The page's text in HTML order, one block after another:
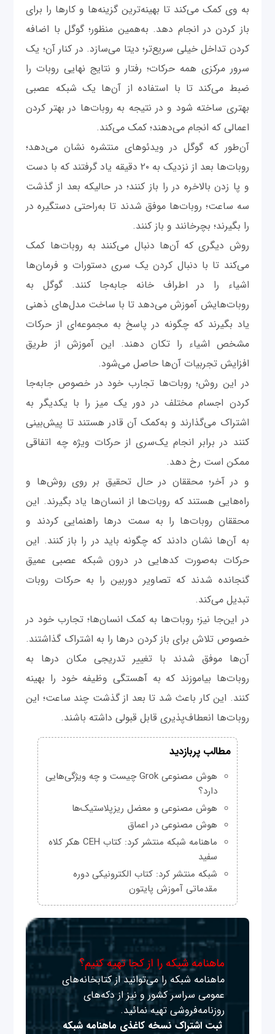
به وی کمک می‌کند تا بهینه‌ترین گزینه‌ها و کارها را برای
باز کردن در انجام دهد. به‌همین منظور؛ گوگل با اضافه
کردن تداخل خیلی سریع‌تر؛ دیتا می‌سازد. در کنار آن؛ یک
سرور مرکزی همه حرکات؛ رفتار و نتایج نهایی روبات را
ضبط می‌کند تا با استفاده از آن‌ها یک شبکه عصبی
بهتری ساخته شود و در نتیجه به روبات‌ها در بهتر کردن
اعمالی که انجام می‌دهند؛ کمک می‌کند.
آن‌طور که گوگل در ویدئوهای منتشره نشان می‌دهد؛
روبات‌ها بعد از نزدیک به ۲۰ دقیقه یاد گرفتند که با دست
و پا زدن بالاخره در را باز کنند؛ در حالیکه بعد از گذشت
سه ساعت؛ روبات‌ها موفق شدند تا به‌راحتی دستگیره در
را بگیرند؛ بچرخانند و باز کنند.
روش دیگری که آن‌ها دنبال می‌کنند به روبات‌ها کمک
می‌کند تا با دنبال کردن یک سری دستورات و فرمان‌‌ها
اشیاء را در اطراف خانه‌ جابه‌جا کنند. گوگل به
روبات‌هایش آموزش می‌دهد تا با ساخت مدل‌های ذهنی
یاد بگیرند که چگونه در پاسخ به مجموعه‌ای از حرکات
مشخص اشیاء را تکان دهند. این آموزش از طریق
افزایش تجربیات آن‌‌ها حاصل می‌شود.
در این روش؛ روبات‌ها تجارب خود در خصوص جابه‌جا
کردن اجسام مختلف در دور یک میز را با یکدیگر به
اشتراک می‌گذارند و به‌کمک آن قادر هستند تا پیش‌بینی
کنند در برابر انجام یک‌سری از حرکات ویژه چه اتفاقی
ممکن است رخ دهد.
و در آخر؛ محققان در حال تحقیق بر روی روش‌ها و
راه‌هایی هستند که روبات‌ها از انسان‌‌ها یاد بگیرند. این
محققان روبات‌ها را به سمت درها راهنمایی کردند و
به ‌آن‌ها نشان دادند که چگونه باید در را باز کنند. این
حرکات به‌صورت کدهایی در درون شبکه عصبی عمیق
گنجانده شدند که تصاویر دوربین را به حرکات روبات
تبدیل می‌کند.
در این‌جا نیز؛ روبات‌ها به کمک انسان‌ها؛ تجارب خود در
خصوص تلاش برای باز کردن درها را به اشتراک گذاشتند.
آن‌ها موفق شدند با تغییر تدریجی مکان درها به
روبات‌ها بیاموزند که به آهستگی وظیفه خود را بهینه
کنند. این کار باعث شد تا بعد از گذشت چند ساعت؛ این
روبات‌ها انعطاف‌پذیری قابل قبولی داشته باشند.
مطالب پربازدید
هوش مصنوعی Grok چیست و چه ویژگی‌هایی
دارد؟
هوش مصنوعی و معضل ریزپلاستیک‌ها
هوش مصنوعی در اعماق
ماهنامه شبکه منتشر کرد: کتاب CEH هکر کلاه
سفید
شبکه منتشر کرد: کتاب الکترونیکی دوره
مقدماتی آموزش پایتون
ماهنامه شبکه را از کجا تهیه کنیم؟
ماهنامه شبکه را می‌توانید از کتابخانه‌های
عمومی سراسر کشور و نیز از دکه‌های
روزنامه‌فروشی تهیه نمائید.
ثبت اشتراک نسخه کاغذی ماهنامه شبکه